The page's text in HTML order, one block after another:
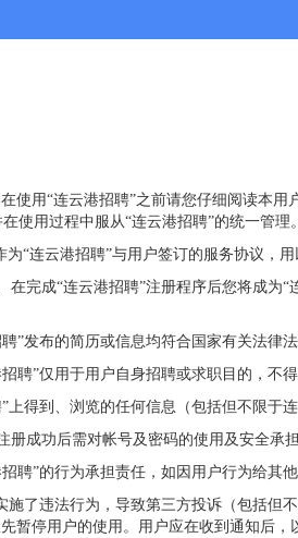
使用“连云港招聘”之前请您仔细阅读本
使用过程中服从“连云港招聘”的统一管理
为“连云港招聘”与用户签订的服务协议，
在完成“连云港招聘”注册程序后您将成为
”发布的简历或信息均符合国家有关法律
聘”仅用于用户自身招聘或求职目的，不
上得到、浏览的任何信息（包括但不限于
册成功后需对帐号及密码的使用及安全承
聘”的行为承担责任，如因用户行为给其
施了违法行为，导致第三方投诉（包括但
暂停用户的使用。用户应在收到通知后